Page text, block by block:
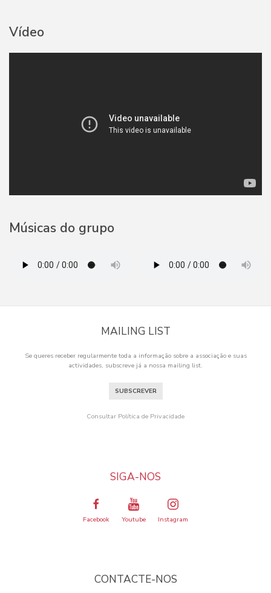
Vídeo
Músicas do grupo
MAILING LIST
Se queres receber regularmente toda a informação sobre a associação e suas
actividades, subscreve já a nossa mailing list.
SUBSCREVER
Consultar Política de Privacidade
SIGA-NOS
Facebook Youtube Instagram
CONTACTE-NOS